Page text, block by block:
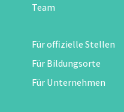
Team
Für offizielle Stellen
Für Bildungsorte
Für Unternehmen